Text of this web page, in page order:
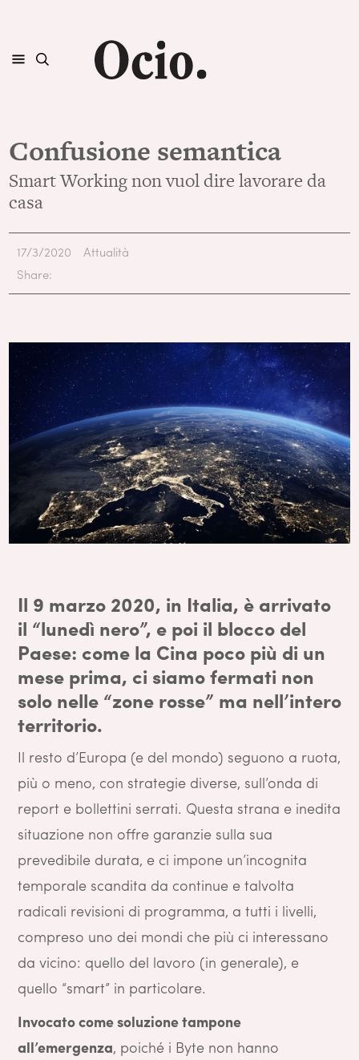
Confusione semantica
Smart Working non vuol dire lavorare da
casa
17/3/2020
Attualità
Share:
Il 9 marzo 2020, in Italia, è arrivato
il “lunedì nero”, e poi il blocco del
Paese: come la Cina poco più di un
mese prima, ci siamo fermati non
solo nelle “zone rosse” ma nell’intero
territorio.
Il resto d’Europa (e del mondo) seguono a ruota,
più o meno, con strategie diverse, sull’onda di
report e bollettini serrati. Questa strana e inedita
situazione non offre garanzie sulla sua
prevedibile durata, e ci impone un’incognita
temporale scandita da continue e talvolta
radicali revisioni di programma, a tutti i livelli,
compreso uno dei mondi che più ci interessano
da vicino: quello del lavoro (in generale), e
quello “smart” in particolare.
Invocato come soluzione tampone
all’emergenza, poiché i Byte non hanno